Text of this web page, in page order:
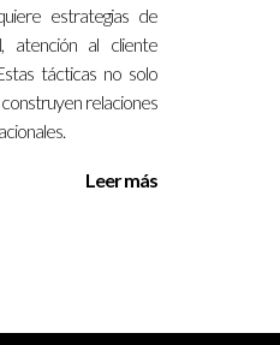
estrategias de
atención al cliente
tácticas no solo
relaciones
Leer más